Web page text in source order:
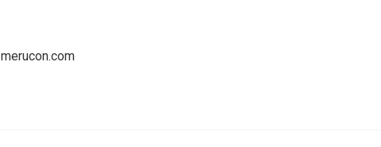
merucon.com